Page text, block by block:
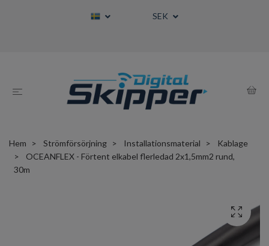
SEK
Hem Strömförsörjning Installationsmaterial
Kablage
OCEANFLEX - Förtent elkabel flerledad 2x1,5mm2 rund,
30m